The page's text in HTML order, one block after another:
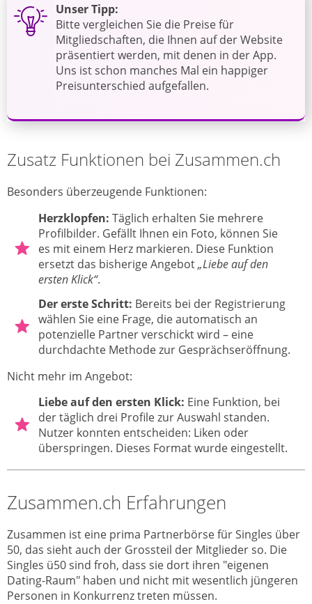
Unser Tipp:
Bitte vergleichen Sie die Preise für
Mitgliedschaften, die Ihnen auf der Website
präsentiert werden, mit denen in der App.
Uns ist schon manches Mal ein happiger
Preisunterschied aufgefallen.
Zusatz Funktionen bei Zusammen.ch
Besonders überzeugende Funktionen:
Herzklopfen: Täglich erhalten Sie mehrere
Profilbilder. Gefällt Ihnen ein Foto, können Sie
es mit einem Herz markieren. Diese Funktion
ersetzt das bisherige Angebot„Liebe auf den
ersten Klick“.
Der erste Schritt: Bereits bei der Registrierung
wählen Sie eine Frage, die automatisch an
potenzielle Partner verschickt wird – eine
durchdachte Methode zur Gesprächseröffnung.
Nicht mehr im Angebot:
Liebe auf den ersten Klick: Eine Funktion, bei
der täglich drei Profile zur Auswahl standen.
Nutzer konnten entscheiden: Liken oder
überspringen. Dieses Format wurde eingestellt.
Zusammen.ch Erfahrungen
Zusammen ist eine prima Partnerbörse für Singles über
50, das sieht auch der Grossteil der Mitglieder so. Die
Singles ü50 sind froh, dass sie dort ihren "eigenen
Dating-Raum" haben und nicht mit wesentlich jüngeren
Personen in Konkurrenz treten müssen.